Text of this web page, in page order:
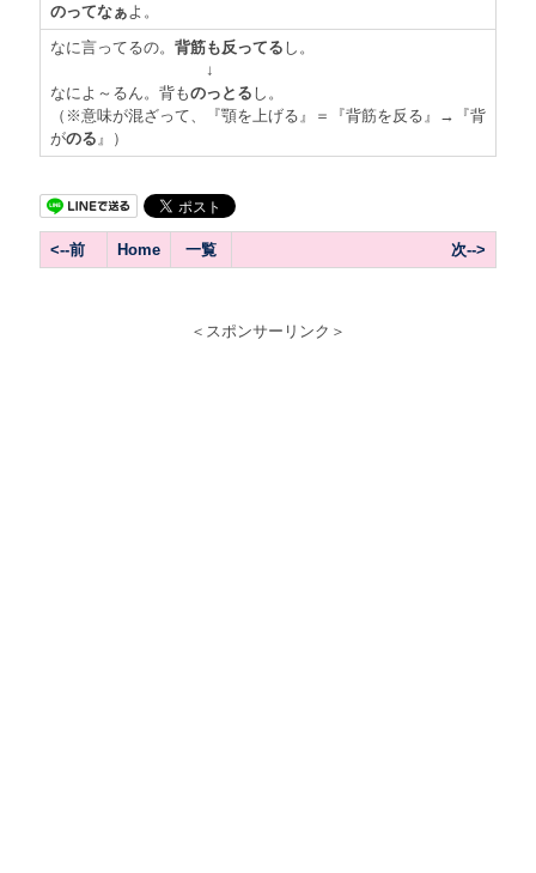
のってなぁ よ。
なに言ってるの。 背筋も反ってる し。
↓
なによ～るん。背ものっとる し。
（※意味が混ざって、『顎を上げる』＝『背筋を反る』→『背
がのる 』）
<--前 Home 一覧 次-->
＜スポンサーリンク＞